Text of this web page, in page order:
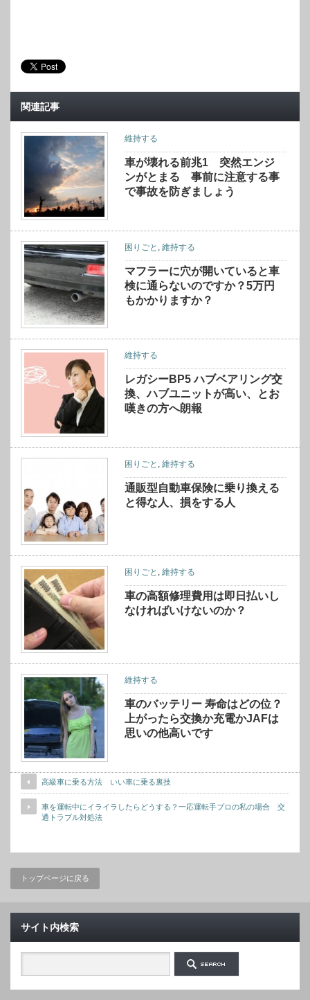
関連記事
維持する
車が壊れる前兆1 突然エンジ
ンがとまる 事前に注意する事
で事故を防ぎましょう
困りごと ,維持する
マフラーに穴が開いていると車
検に通らないのですか？5万円
もかかりますか？
維持する
レガシーBP5 ハブベアリング交
換、ハブユニットが高い、とお
嘆きの方へ朗報
困りごと ,維持する
通販型自動車保険に乗り換える
と得な人、損をする人
困りごと ,維持する
車の高額修理費用は即日払いし
なければいけないのか？
維持する
車のバッテリー 寿命はどの位？
上がったら交換か充電かJAFは
思いの他高いです
高級車に乗る方法 いい車に乗る裏技
車を運転中にイライラしたらどうする？一応運転手プロの私の場合 交
通トラブル対処法
トップページに戻る
サイト内検索